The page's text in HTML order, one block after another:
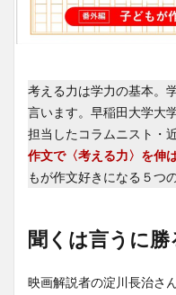
考える力は学力の基本。
言います。早稲田大学大
担当したコラムニスト・
作文で〈考える力〉を伸
もが作文好きになる５つ
聞くは言うに勝
映画解説者の淀川長治さ